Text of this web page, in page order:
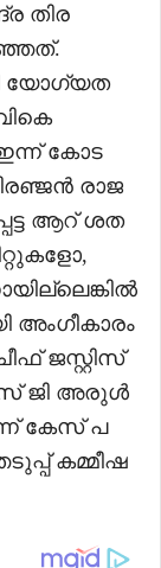
തിര
യോഗ്യത
ഇന്ന് കോട
രാജ
ആറ് ശത
അംഗീകാരം
ജസ്റ്റിസ്
ജി അരുൾ
കേസ് പ
കമ്മീഷ